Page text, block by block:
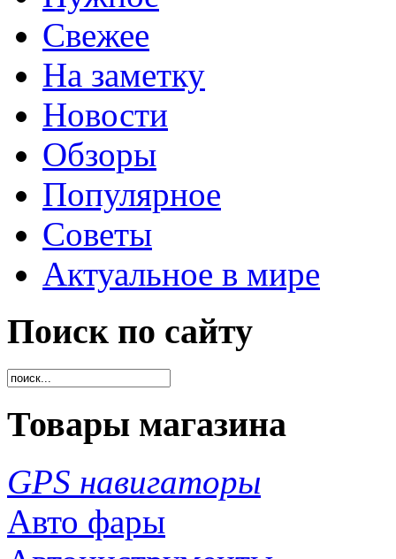
Свежее
На заметку
Новости
Обзоры
Популярное
Советы
Актуальное в мире
Поиск по сайту
Товары магазина
GPS навигаторы
Авто фары